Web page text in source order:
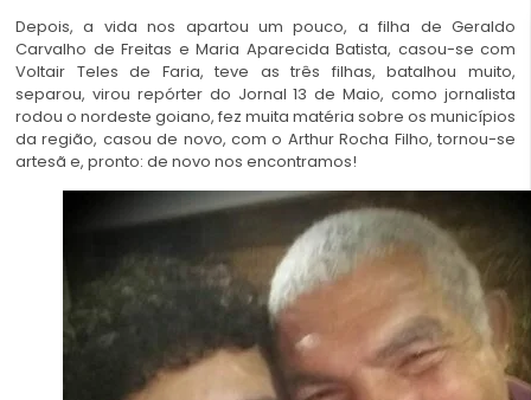
Depois, a vida nos apartou um pouco, a filha de Geraldo
Carvalho de Freitas e Maria Aparecida Batista, casou-se com
Voltair Teles de Faria, teve as três filhas, batalhou muito,
separou, virou repórter do Jornal 13 de Maio, como jornalista
rodou o nordeste goiano, fez muita matéria sobre os municípios
da região, casou de novo, com o Arthur Rocha Filho, tornou-se
artesã e, pronto: de novo nos encontramos!